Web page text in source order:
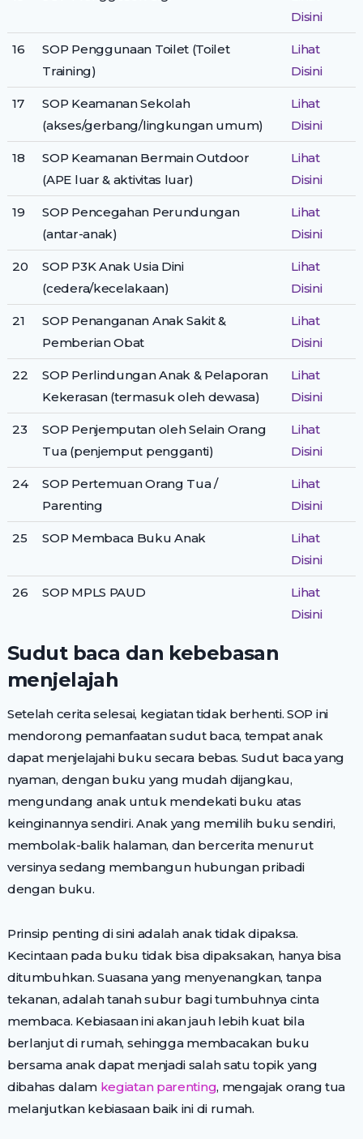
Disini
16
SOP Penggunaan Toilet (Toilet
Training)
Lihat
Disini
17
SOP Keamanan Sekolah
(akses/gerbang/lingkungan umum)
Lihat
Disini
18
SOP Keamanan Bermain Outdoor
(APE luar & aktivitas luar)
Lihat
Disini
19
SOP Pencegahan Perundungan
(antar-anak)
Lihat
Disini
20
SOP P3K Anak Usia Dini
(cedera/kecelakaan)
Lihat
Disini
21
SOP Penanganan Anak Sakit &
Pemberian Obat
Lihat
Disini
22
SOP Perlindungan Anak & Pelaporan
Kekerasan (termasuk oleh dewasa)
Lihat
Disini
23
SOP Penjemputan oleh Selain Orang
Tua (penjemput pengganti)
Lihat
Disini
24
SOP Pertemuan Orang Tua /
Parenting
Lihat
Disini
25 SOP Membaca Buku Anak
Lihat
Disini
26 SOP MPLS PAUD
Lihat
Disini
Sudut baca dan kebebasan
menjelajah
Setelah cerita selesai, kegiatan tidak berhenti. SOP ini
mendorong pemanfaatan sudut baca, tempat anak
dapat menjelajahi buku secara bebas. Sudut baca yang
nyaman, dengan buku yang mudah dijangkau,
mengundang anak untuk mendekati buku atas
keinginannya sendiri. Anak yang memilih buku sendiri,
membolak-balik halaman, dan bercerita menurut
versinya sedang membangun hubungan pribadi
dengan buku.
Prinsip penting di sini adalah anak tidak dipaksa.
Kecintaan pada buku tidak bisa dipaksakan, hanya bisa
ditumbuhkan. Suasana yang menyenangkan, tanpa
tekanan, adalah tanah subur bagi tumbuhnya cinta
membaca. Kebiasaan ini akan jauh lebih kuat bila
berlanjut di rumah, sehingga membacakan buku
bersama anak dapat menjadi salah satu topik yang
dibahas dalam kegiatan parenting, mengajak orang tua
melanjutkan kebiasaan baik ini di rumah.